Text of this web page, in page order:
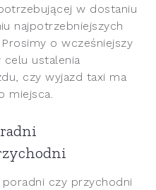
w dostaniu
najpotrzebniejszych
o wcześniejszy
celu ustalenia
czy wyjazd taxi ma
miejsca.
czy przychodni